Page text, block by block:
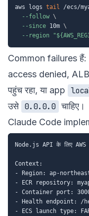
aws logs tail /ecs/
--follow \
--since 10m \
--region
"
Common failures
access denied,
पहुंच रहा, या app
उसे 0.0.0.0 चाहिए।
Claude Code
Node.js API के लिए
Context:
- Region: ap-
- ECR repository:
- Container port:
- Health endpoint: /
- ECS launch type: